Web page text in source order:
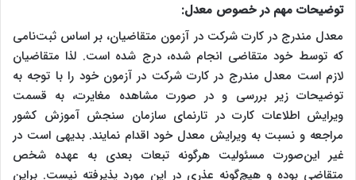
توضیحات مهم‌ در خصوص معدل:
معدل مندرج در کارت شرکت در آزمون متقاضیان، بر اساس ثبت‌نامی
که توسط خود متقاضی انجام شده، درج شده است. لذا متقاضیان
لازم است معدل مندرج در کارت شرکت در آزمون خود را با توجه به
توضیحات زیر بررسی و در صورت مشاهده مغایرت، به قسمت
ویرایش اطلاعات کارت در تارنمای سازمان سنجش آموزش کشور
مراجعه و نسبت به ویرایش معدل خود اقدام نمایند. بدیهی است در
غیر این‌صورت مسئولیت هرگونه تبعات بعدی به عهده شخص
متقاضی بوده و هیچ‌گونه عذری در این مورد پذیرفته نیست. براین